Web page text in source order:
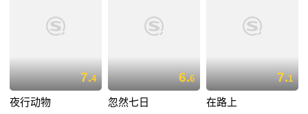
7.4
夜行动物
6.6
忽然七日
7.1
在路上